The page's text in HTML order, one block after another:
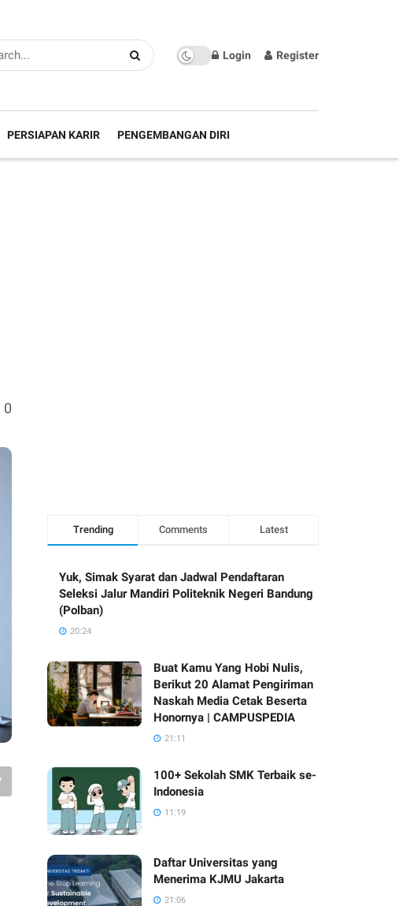
Login Register
PERSIAPAN KARIR PENGEMBANGAN DIRI
0
Trending Comments Latest
Yuk, Simak Syarat dan Jadwal Pendaftaran
Seleksi Jalur Mandiri Politeknik Negeri Bandung
(Polban)
20:24
Buat Kamu Yang Hobi Nulis,
Berikut 20 Alamat Pengiriman
Naskah Media Cetak Beserta
Honornya | CAMPUSPEDIA
21:11
100+ Sekolah SMK Terbaik se-
Indonesia
11:19
Daftar Universitas yang
Menerima KJMU Jakarta
21:06